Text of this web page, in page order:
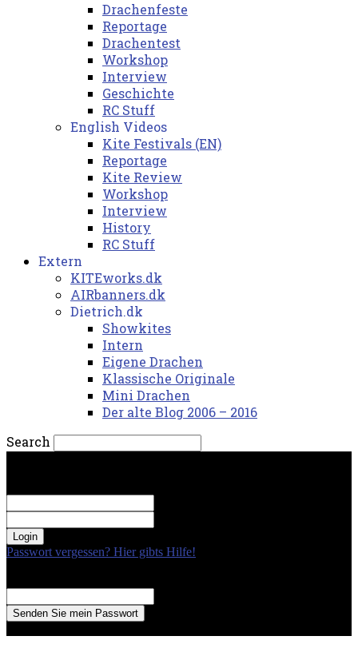
Drachenfeste
Reportage
Drachentest
Workshop
Interview
Geschichte
RC Stuff
English Videos
Kite Festivals (EN)
Reportage
Kite Review
Workshop
Interview
History
RC Stuff
Extern
KITEworks.dk
AIRbanners.dk
Dietrich.dk
Showkites
Intern
Eigene Drachen
Klassische Originale
Mini Drachen
Der alte Blog 2006 – 2016
Search
Passwort vergessen? Hier gibts Hilfe!